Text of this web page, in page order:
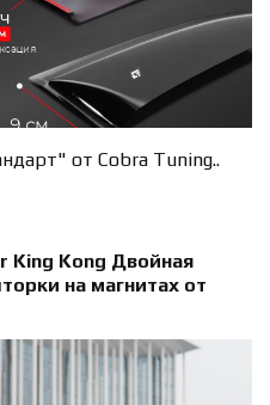
от Cobra Tuning..
King Kong Двойная
на магнитах от